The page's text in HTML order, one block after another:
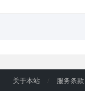
关于本站 / 服务条款